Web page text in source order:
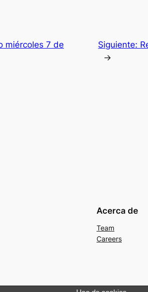
miércoles 7 de
Siguiente:
→
Acerca de
Team
Careers